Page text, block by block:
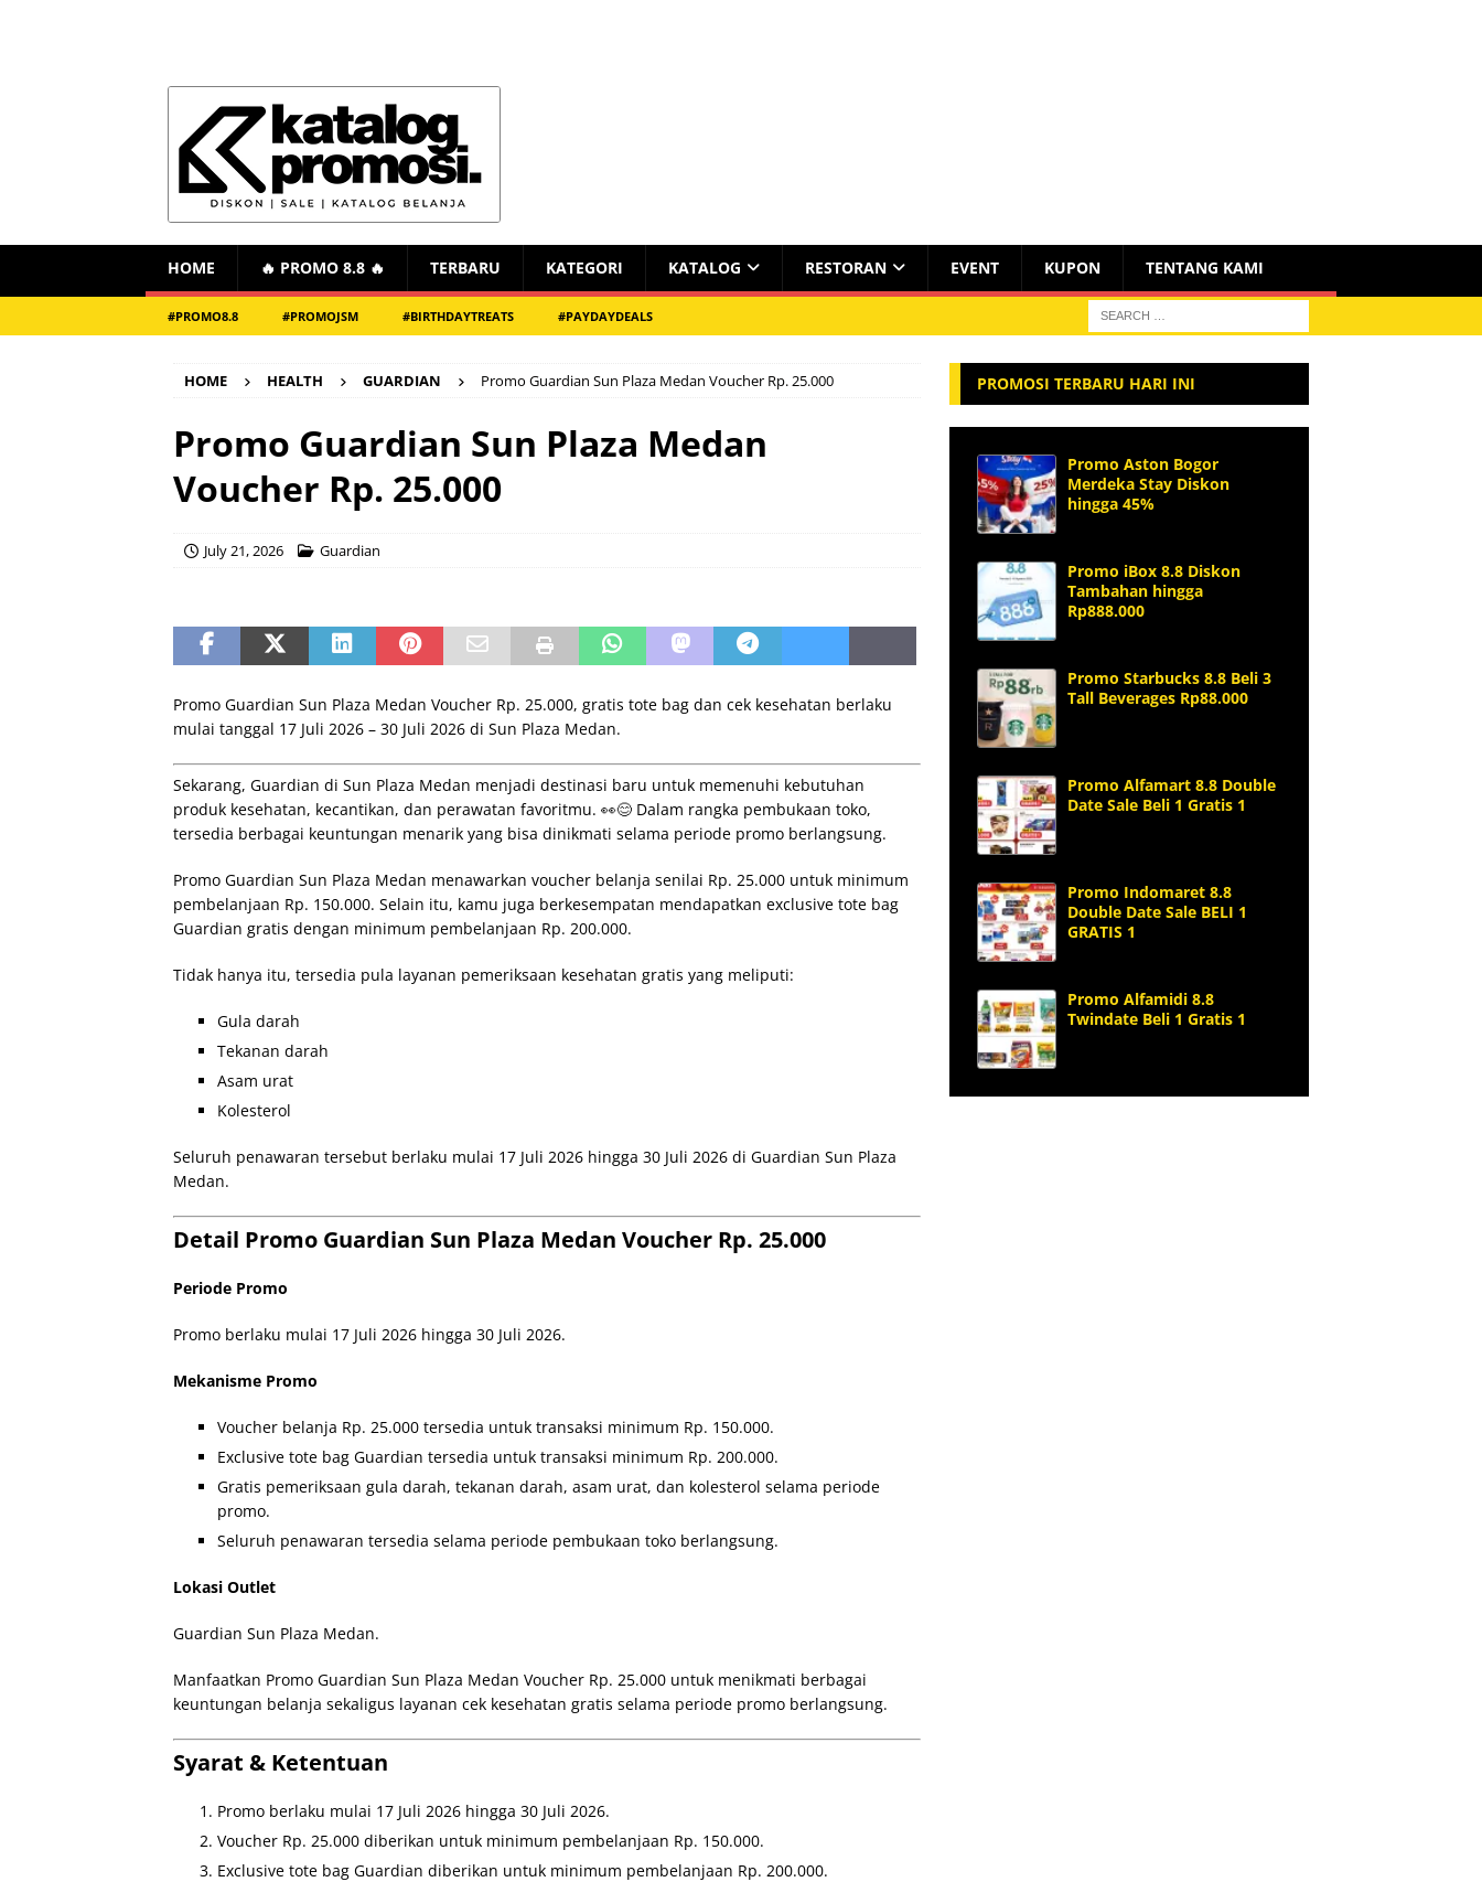
HOME 🔥 PROMO 8.8 🔥 TERBARU KATEGORI KATALOG RESTORAN EVENT KUPON TENTANG KAMI
#PROMO8.8 #PROMOJSM #BIRTHDAYTREATS #PAYDAYDEALS
HOME HEALTH GUARDIAN Promo Guardian Sun Plaza Medan Voucher Rp. 25.000
Promo Guardian Sun Plaza Medan
Voucher Rp. 25.000
July 21, 2026 Guardian
Promo Guardian Sun Plaza Medan Voucher Rp. 25.000, gratis tote bag dan cek kesehatan berlaku
mulai tanggal 17 Juli 2026 – 30 Juli 2026 di Sun Plaza Medan.
Sekarang, Guardian di Sun Plaza Medan menjadi destinasi baru untuk memenuhi kebutuhan
produk kesehatan, kecantikan, dan perawatan favoritmu. 👀😊 Dalam rangka pembukaan toko,
tersedia berbagai keuntungan menarik yang bisa dinikmati selama periode promo berlangsung.
Promo Guardian Sun Plaza Medan menawarkan voucher belanja senilai Rp. 25.000 untuk minimum
pembelanjaan Rp. 150.000. Selain itu, kamu juga berkesempatan mendapatkan exclusive tote bag
Guardian gratis dengan minimum pembelanjaan Rp. 200.000.
Tidak hanya itu, tersedia pula layanan pemeriksaan kesehatan gratis yang meliputi:
Gula darah
Tekanan darah
Asam urat
Kolesterol
Seluruh penawaran tersebut berlaku mulai 17 Juli 2026 hingga 30 Juli 2026 di Guardian Sun Plaza
Medan.
Detail Promo Guardian Sun Plaza Medan Voucher Rp. 25.000
Periode Promo
Promo berlaku mulai 17 Juli 2026 hingga 30 Juli 2026.
Mekanisme Promo
Voucher belanja Rp. 25.000 tersedia untuk transaksi minimum Rp. 150.000.
Exclusive tote bag Guardian tersedia untuk transaksi minimum Rp. 200.000.
Gratis pemeriksaan gula darah, tekanan darah, asam urat, dan kolesterol selama periode
promo.
Seluruh penawaran tersedia selama periode pembukaan toko berlangsung.
Lokasi Outlet
Guardian Sun Plaza Medan.
Manfaatkan Promo Guardian Sun Plaza Medan Voucher Rp. 25.000 untuk menikmati berbagai
keuntungan belanja sekaligus layanan cek kesehatan gratis selama periode promo berlangsung.
Syarat & Ketentuan
Promo berlaku mulai 17 Juli 2026 hingga 30 Juli 2026.
Voucher Rp. 25.000 diberikan untuk minimum pembelanjaan Rp. 150.000.
Exclusive tote bag Guardian diberikan untuk minimum pembelanjaan Rp. 200.000.
PROMOSI TERBARU HARI INI
Promo Aston Bogor
Merdeka Stay Diskon
hingga 45%
Promo iBox 8.8 Diskon
Tambahan hingga
Rp888.000
Promo Starbucks 8.8 Beli 3
Tall Beverages Rp88.000
Promo Alfamart 8.8 Double
Date Sale Beli 1 Gratis 1
Promo Indomaret 8.8
Double Date Sale BELI 1
GRATIS 1
Promo Alfamidi 8.8
Twindate Beli 1 Gratis 1